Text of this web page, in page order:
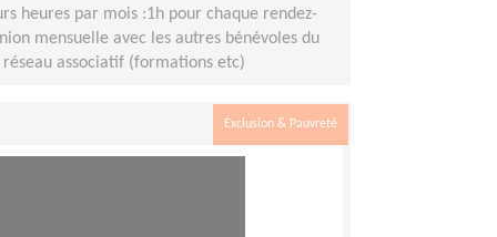
heures par mois :1h pour chaque rendez-
mensuelle avec les autres bénévoles du
associatif (formations etc)
Exclusion & Pauvreté